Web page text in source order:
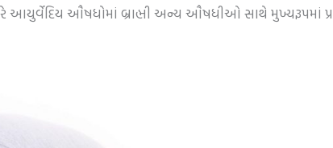
આયુર્વેદિય ઔષધોમાં બ્રાહ્મી અન્ય ઔષધીઓ સાથે મુખ્યરૂપમાં